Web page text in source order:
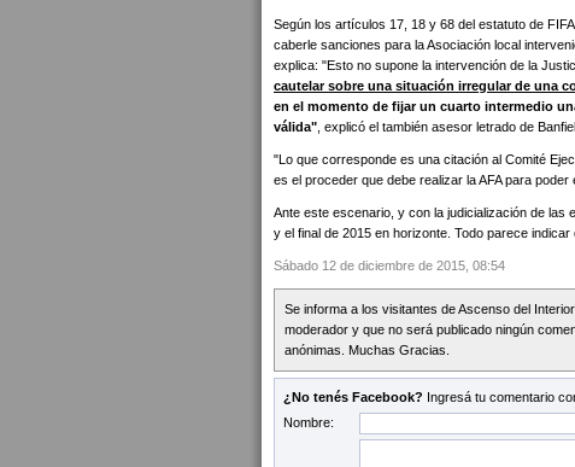
Según los artículos 17, 18 y 68 del estatuto de
caberle sanciones para la Asociación local
explica: "Esto no supone la intervención de la
cautelar sobre una situación irregular de una
en el momento de fijar un cuarto intermedio
válida" , explicó el también asesor letrado de
"Lo que corresponde es una citación al Comité
es el proceder que debe realizar la AFA para
Ante este escenario, y con la judicialización de
y el final de 2015 en horizonte. Todo parece
Sábado 12 de diciembre de 2015, 08:54
Se informa a los visitantes de Ascenso del
moderador y que no será publicado ningún
anónimas. Muchas Gracias.
¿No tenés Facebook? Ingresá tu comentario
Nombre: